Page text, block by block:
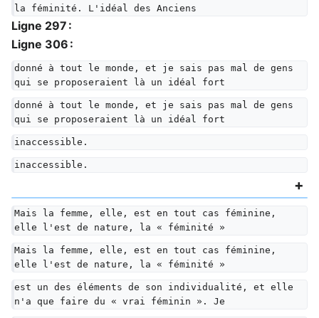
la féminité. L'idéal des Anciens
Ligne 297 :
Ligne 306 :
donné à tout le monde, et je sais pas mal de gens
qui se proposeraient là un idéal fort
donné à tout le monde, et je sais pas mal de gens
qui se proposeraient là un idéal fort
inaccessible.
inaccessible.
Mais la femme, elle, est en tout cas féminine,
elle l'est de nature, la « féminité »
Mais la femme, elle, est en tout cas féminine,
elle l'est de nature, la « féminité »
est un des éléments de son individualité, et elle
n'a que faire du « vrai féminin ». Je